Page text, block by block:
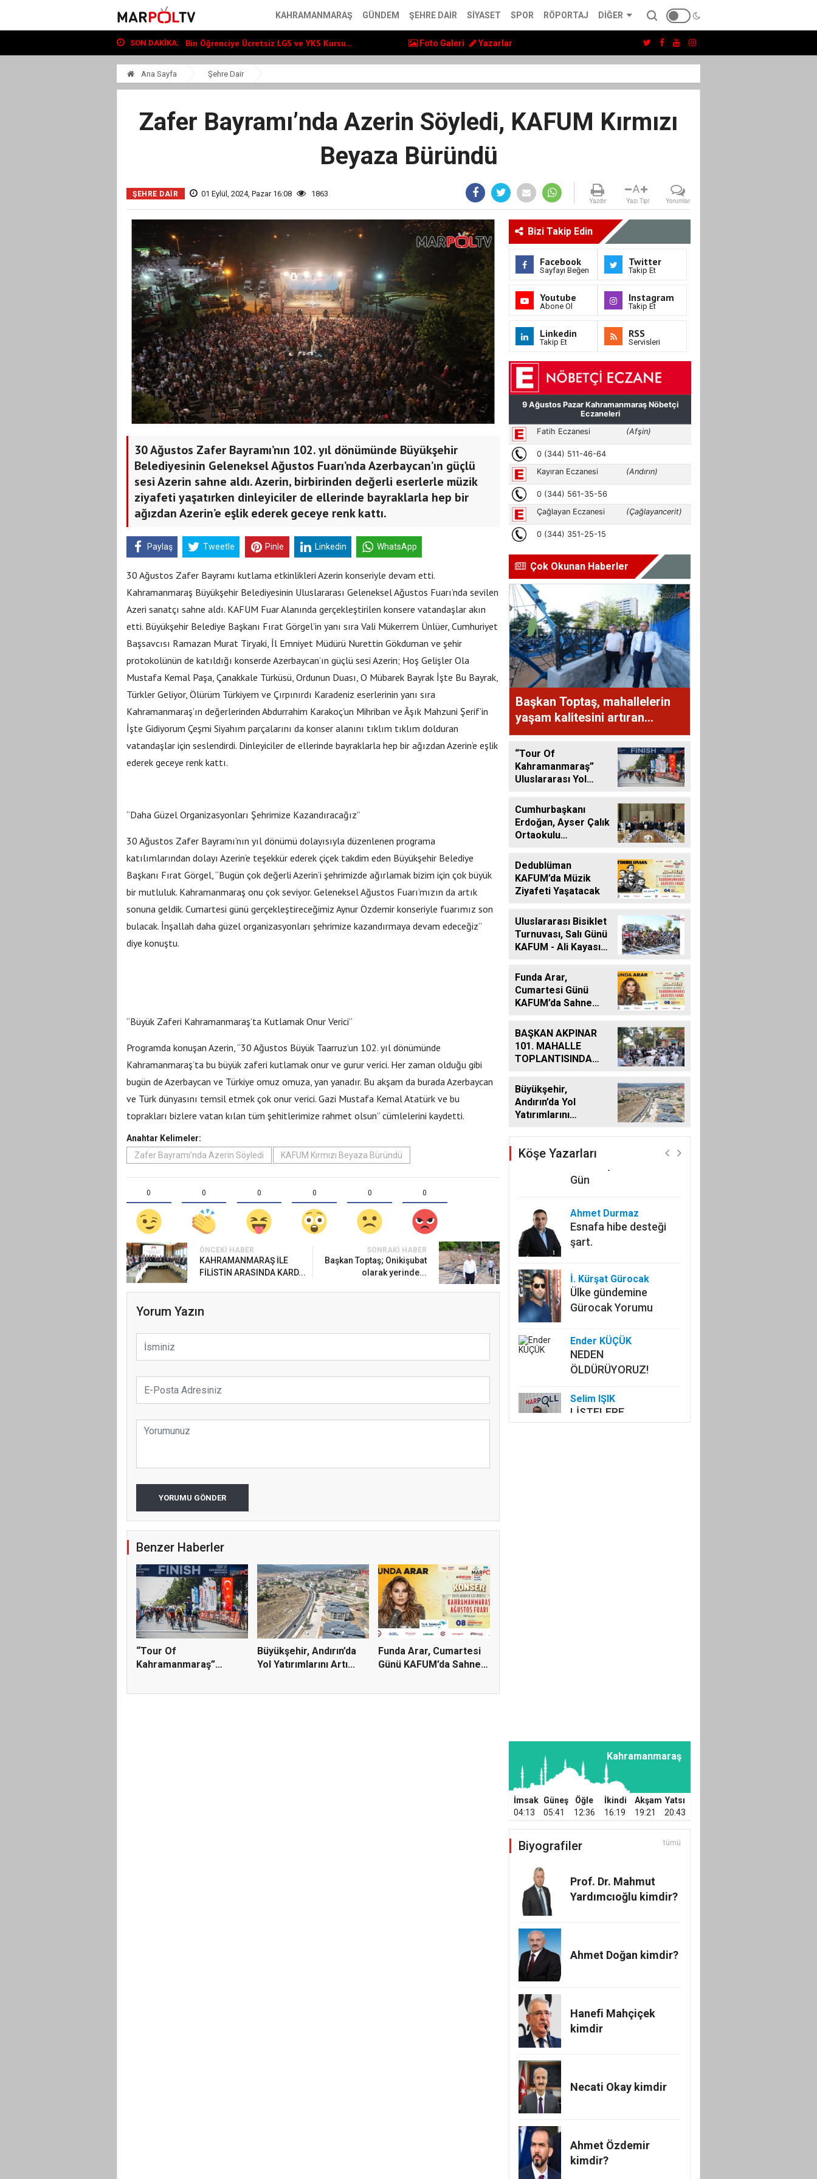
KAHRAMANMARAŞ GÜNDEM ŞEHRE DAIR SIYASET SPOR RÖPORTAJ DIĞER
SON DAKIKA:
Büyükşehir, Andırın’da Yol Yatırımlarını...
“Tour Of Kahramanmaraş” Uluslararası Yol...
Bin Öğrenciye Ücretsiz LGS ve YKS Kursu...
Büyükşehir, Andırın’da Yol Yatırımlarını...
“Tour Of Kahramanmaraş” Uluslararası Yol...
Foto Galeri Yazarlar
Ana Sayfa Şehre Dair
Zafer Bayramı’nda Azerin Söyledi, KAFUM Kırmızı
Beyaza Büründü
ŞEHRE DAIR 01 Eylül, 2024, Pazar 16:08 1863
Yazdır
A
Yazı Tipi Yorumlar
30 Ağustos Zafer Bayramı’nın 102. yıl dönümünde Büyükşehir
Belediyesinin Geleneksel Ağustos Fuarı’nda Azerbaycan’ın güçlü
sesi Azerin sahne aldı. Azerin, birbirinden değerli eserlerle müzik
ziyafeti yaşatırken dinleyiciler de ellerinde bayraklarla hep bir
ağızdan Azerin’e eşlik ederek geceye renk kattı.
Paylaş Tweetle Pinle Linkedin WhatsApp
30 Ağustos Zafer Bayramı kutlama etkinlikleri Azerin konseriyle devam etti.
Kahramanmaraş Büyükşehir Belediyesinin Uluslararası Geleneksel Ağustos Fuarı’nda sevilen
Azeri sanatçı sahne aldı. KAFUM Fuar Alanında gerçekleştirilen konsere vatandaşlar akın
etti. Büyükşehir Belediye Başkanı Fırat Görgel’in yanı sıra Vali Mükerrem Ünlüer, Cumhuriyet
Başsavcısı Ramazan Murat Tiryaki, İl Emniyet Müdürü Nurettin Gökduman ve şehir
protokolünün de katıldığı konserde Azerbaycan’ın güçlü sesi Azerin; Hoş Gelişler Ola
Mustafa Kemal Paşa, Çanakkale Türküsü, Ordunun Duası, O Mübarek Bayrak İşte Bu Bayrak,
Türkler Geliyor, Ölürüm Türkiyem ve Çırpınırdı Karadeniz eserlerinin yanı sıra
Kahramanmaraş’ın değerlerinden Abdurrahim Karakoç’un Mihriban ve Âşık Mahzuni Şerif’in
İşte Gidiyorum Çeşmi Siyahım parçalarını da konser alanını tıklım tıklım dolduran
vatandaşlar için seslendirdi. Dinleyiciler de ellerinde bayraklarla hep bir ağızdan Azerin’e eşlik
ederek geceye renk kattı.
“Daha Güzel Organizasyonları Şehrimize Kazandıracağız”
30 Ağustos Zafer Bayramı’nın yıl dönümü dolayısıyla düzenlenen programa
katılımlarından dolayı Azerin’e teşekkür ederek çiçek takdim eden Büyükşehir Belediye
Başkanı Fırat Görgel, “Bugün çok değerli Azerin’i şehrimizde ağırlamak bizim için çok büyük
bir mutluluk. Kahramanmaraş onu çok seviyor. Geleneksel Ağustos Fuarı’mızın da artık
sonuna geldik. Cumartesi günü gerçekleştireceğimiz Aynur Özdemir konseriyle fuarımız son
bulacak. İnşallah daha güzel organizasyonları şehrimize kazandırmaya devam edeceğiz”
diye konuştu.
“Büyük Zaferi Kahramanmaraş’ta Kutlamak Onur Verici”
Programda konuşan Azerin, “30 Ağustos Büyük Taarruz’un 102. yıl dönümünde
Kahramanmaraş’ta bu büyük zaferi kutlamak onur ve gurur verici. Her zaman olduğu gibi
bugün de Azerbaycan ve Türkiye omuz omuza, yan yanadır. Bu akşam da burada Azerbaycan
ve Türk dünyasını temsil etmek çok onur verici. Gazi Mustafa Kemal Atatürk ve bu
toprakları bizlere vatan kılan tüm şehitlerimize rahmet olsun” cümlelerini kaydetti.
Anahtar Kelimeler:
Zafer Bayramı’nda Azerin Söyledi
KAFUM Kırmızı Beyaza Büründü
0 0 0 0 0 0
ÖNCEKI HABER
KAHRAMANMARAŞ İLE
FİLİSTİN ARASINDA KARD...
SONRAKI HABER
Başkan Toptaş; Onikişubat
olarak yerinde...
Yorum Yazın
YORUMU GÖNDER
Benzer Haberler
“Tour Of
Kahramanmaraş”
Büyükşehir, Andırın’da
Yol Yatırımlarını Artı...
Funda Arar, Cumartesi
Günü KAFUM’da Sahne
Bizi Takip Edin
Facebook
Sayfayı Beğen
Twitter
Takip Et
Youtube
Abone Ol
Instagram
Takip Et
Linkedin
Takip Et
RSS
Servisleri
Çok Okunan Haberler
Başkan Toptaş, mahallelerin
yaşam kalitesini artıran
parkları ziyaret etti
“Tour Of
Kahramanmaraş”
Uluslararası Yol
Tamamlandı
Cumhurbaşkanı
Erdoğan, Ayser Çalık
Ortaokulu
Aileleriyle Bir Araya
Geldi
Dedublüman
KAFUM’da Müzik
Ziyafeti Yaşatacak
Uluslararası Bisiklet
Turnuvası, Salı Günü
KAFUM - Ali Kayası
Funda Arar,
Cumartesi Günü
KAFUM’da Sahne
BAŞKAN AKPINAR
101. MAHALLE
TOPLANTISINDA
MAHALLESİ
SAKİNLERİYLE
BULUŞTU
Büyükşehir,
Andırın’da Yol
Yatırımlarını
Köşe Yazarları
Zekeriya Okutucu
Kahramanmaraş’ın Yol
Arkadaşı: Zuhal
Gün
Ahmet Durmaz
Esnafa hibe desteği
şart.
İ. Kürşat Gürocak
Ülke gündemine
Gürocak Yorumu
Ender KÜÇÜK
NEDEN
ÖLDÜRÜYORUZ!
Selim IŞIK
LİSTELERE
Kahramanmaraş
İmsak Güneş Öğle İkindi Akşam Yatsı
04:13
05:41 12:36 16:19 19:21 20:43
Biyografiler tümü
Prof. Dr. Mahmut
Yardımcıoğlu kimdir?
Ahmet Doğan kimdir?
Hanefi Mahçiçek
kimdir
Necati Okay kimdir
Ahmet Özdemir
kimdir?